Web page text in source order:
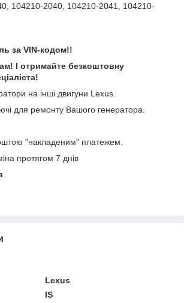
104210-2040, 104210-2041, 104210-
за VIN-кодом!!
І отримайте безкоштовну
на інші двигуни Lexus.
для ремонту Вашого генератора.
"накладеним" платежем.
протягом 7 днів
Lexus
IS